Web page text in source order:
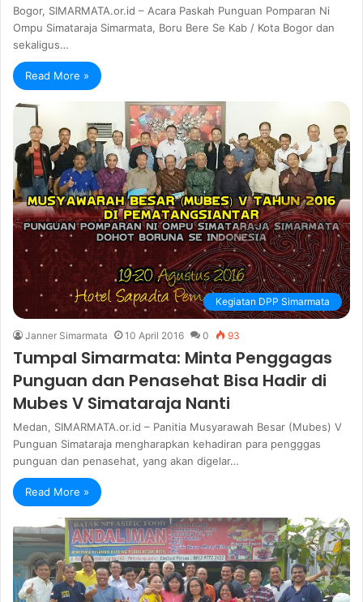
Bogor, SIMARMATA.or.id – Acara Paskah Punguan Pomparan Ni
Ompu Simataraja Simarmata, Boru Bere Se Kab / Kota Bogor dan
sekaligus…
Read More »
Kegiatan DPP Simarmata
Janner Simarmata 10 April 2016 0 93
Tumpal Simarmata: Minta Penggagas
Punguan dan Penasehat Bisa Hadir di
Mubes V Simataraja Nanti
Medan, SIMARMATA.or.id – Panitia Musyarawah Besar (Mubes) V
Punguan Simataraja mengharapkan kehadiran para pengggas
punguan dan penasehat, yang akan digelar…
Read More »